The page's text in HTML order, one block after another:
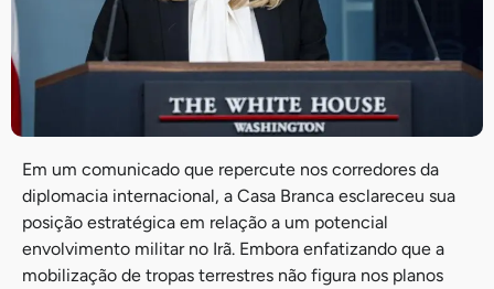
Em um comunicado que repercute nos corredores da
diplomacia internacional, a Casa Branca esclareceu sua
posição estratégica em relação a um potencial
envolvimento militar no Irã. Embora enfatizando que a
mobilização de tropas terrestres não figura nos planos